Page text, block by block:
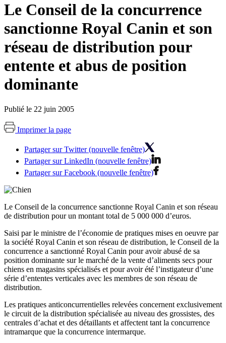
Le Conseil de la concurrence
sanctionne Royal Canin et son
réseau de distribution pour
entente et abus de position
dominante
Publié le 22 juin 2005
Imprimer la page
Partager sur Twitter (nouvelle fenêtre)
Partager sur LinkedIn (nouvelle fenêtre)
Partager sur Facebook (nouvelle fenêtre)
Le Conseil de la concurrence sanctionne Royal Canin et son réseau
de distribution pour un montant total de 5 000 000 d’euros.
Saisi par le ministre de l’économie de pratiques mises en oeuvre par
la société Royal Canin et son réseau de distribution, le Conseil de la
concurrence a sanctionné Royal Canin pour avoir abusé de sa
position dominante sur le marché de la vente d’aliments secs pour
chiens en magasins spécialisés et pour avoir été l’instigateur d’une
série d’ententes verticales avec les membres de son réseau de
distribution.
Les pratiques anticoncurrentielles relevées concernent exclusivement
le circuit de la distribution spécialisée au niveau des grossistes, des
centrales d’achat et des détaillants et affectent tant la concurrence
intramarque que la concurrence intermarque.